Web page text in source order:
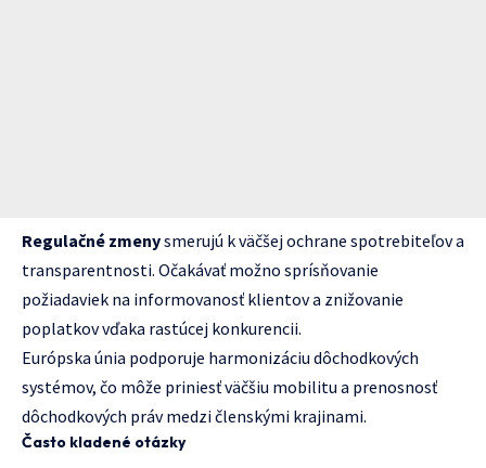
Regulačné zmenysmerujú k väčšej ochrane spotrebiteľov a
transparentnosti. Očakávať možno sprísňovanie
požiadaviek na informovanosť klientov a znižovanie
poplatkov vďaka rastúcej konkurencii.
Európska únia podporuje harmonizáciu dôchodkových
systémov, čo môže priniesť väčšiu mobilitu a prenosnosť
dôchodkových práv medzi členskými krajinami.
Často kladené otázky